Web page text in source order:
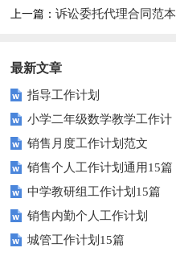
上一篇：诉讼委托代理合同范本
最新文章
指导工作计划
小学二年级数学教学工作计
划 销售月度工作计划范文
销售个人工作计划通用15篇
中学教研组工作计划15篇
销售内勤个人工作计划
城管工作计划15篇